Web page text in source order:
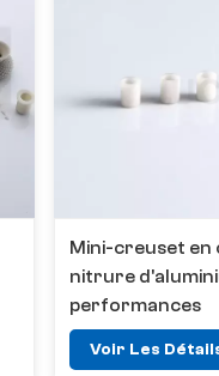
Mini-creuset en
nitrure
performances
exceptionnelles
applications
Voir Les